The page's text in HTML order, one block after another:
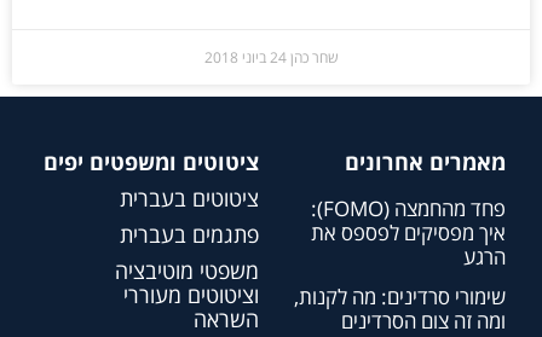
שחר כהן24 ביוני 2018
מאמרים אחרונים
פחד מהחמצה (FOMO):
איך מפסיקים לפספס את
הרגע
שימורי סרדינים: מה לקנות,
ומה זה צום הסרדינים
ציטוטים ומשפטים יפים
ציטוטים בעברית
פתגמים בעברית
משפטי מוטיבציה
וציטוטים מעוררי
השראה